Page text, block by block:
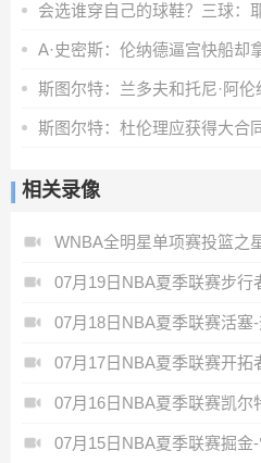
斯图尔特：兰多夫和托尼·阿
相关录像
WNBA全明星单项赛投篮之
07月19日NBA夏季联赛步行
07月18日NBA夏季联赛活塞
07月17日NBA夏季联赛开拓
07月16日NBA夏季联赛凯尔
07月15日NBA夏季联赛掘金